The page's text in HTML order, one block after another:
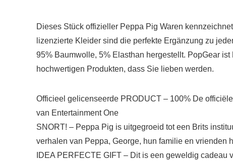
Dieses Stück offizieller Peppa Pig Waren
lizenzierte Kleider sind die perfekte Ergänzung zu
95% Baumwolle, 5% Elasthan hergestellt. PopGear
hochwertigen Produkten, dass Sie lieben werden.
Officieel gelicenseerde PRODUCT – 100% De
van Entertainment One
SNORT! – Peppa Pig is uitgegroeid tot een Brits
verhalen van Peppa, George, hun familie en vrienden
IDEA PERFECTE GIFT – Dit is een geweldig